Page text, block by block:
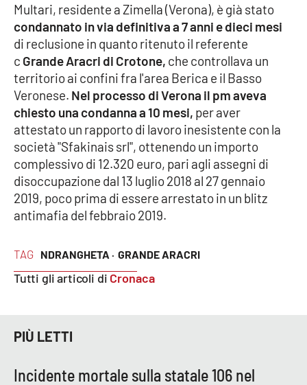
Economia e Lavoro
Politica
Sanità
Società
Sport
RUBRICHE
Parchi Marini Calabria
TAG NDRANGHETA · GRANDE ARACRI
Tutti gli articoli di Cronaca
Multari, residente a Zimella (Verona), è già stato
condannato in via definitiva a 7 anni e dieci mesi
di reclusione in quanto ritenuto il referente
c Grande Aracri di Crotone, che controllava un
territorio ai confini fra l'area Berica e il Basso
Veronese. Nel processo di Verona il pm aveva
chiesto una condanna a 10 mesi, per aver
attestato un rapporto di lavoro inesistente con la
società "Sfakinais srl", ottenendo un importo
complessivo di 12.320 euro, pari agli assegni di
disoccupazione dal 13 luglio 2018 al 27 gennaio
2019, poco prima di essere arrestato in un blitz
antimafia del febbraio 2019.
PIÙ LETTI
Incidente mortale sulla statale 106 nel